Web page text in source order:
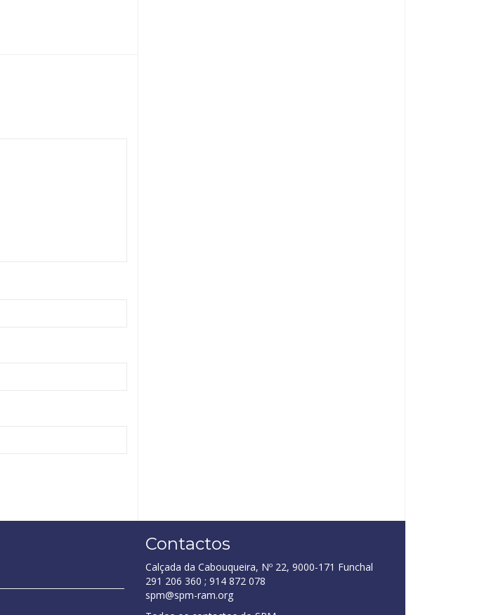
Contactos
Calçada da Cabouqueira, Nº 22, 9000-171 Funchal
291 206 360 ; 914 872 078
spm@spm-ram.org